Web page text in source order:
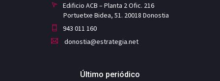
Edificio ACB – Planta 2 Ofic. 216
Portuetxe Bidea, 51. 20018 Donostia
943 011 160
donostia@estrategia.net
Último periódico